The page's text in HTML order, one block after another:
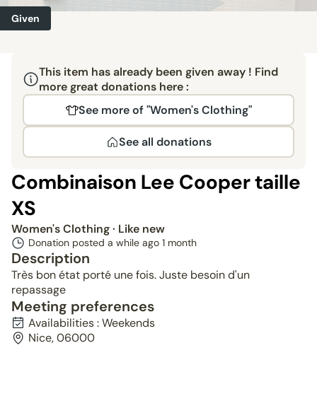
Given
This item has already been given away ! Find
more great donations here :
See more of "Women's Clothing"
See all donations
Combinaison Lee Cooper taille
XS
Women's Clothing· Like new
Donation posted a while ago 1 month
Description
Très bon état porté une fois. Juste besoin d'un
repassage
Meeting preferences
Availabilities : Weekends
Nice, 06000